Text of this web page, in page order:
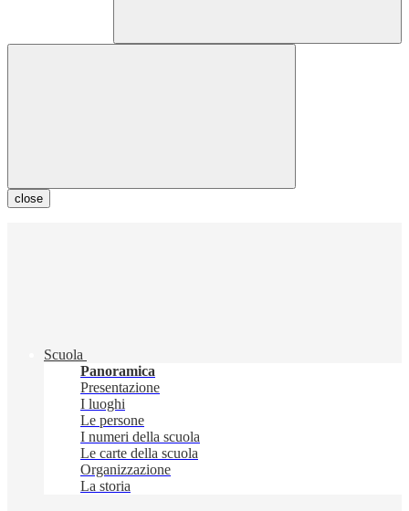
close
Scuola
Panoramica
Presentazione
I luoghi
Le persone
I numeri della scuola
Le carte della scuola
Organizzazione
La storia